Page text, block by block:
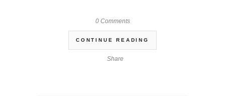
0 Comments
CONTINUE READING
Share